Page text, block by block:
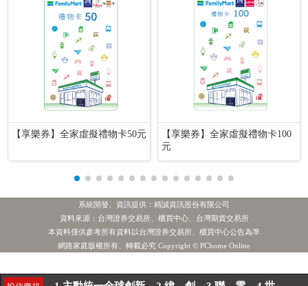
【享樂券】全家虛擬禮物卡50元
【享樂券】全家虛擬禮物卡100
元
系統開發、資訊提供：精誠資訊股份有限公司
資料來源：台灣證券交易所、櫃買中心、台灣期貨交易所
本資料僅供參考所有資料以台灣證券交易所、櫃買中心公告為準
網路家庭版權所有、轉載必究 Copyright © PChome Online
1.主動統一全球創新 2.緯 創 3.聯 電